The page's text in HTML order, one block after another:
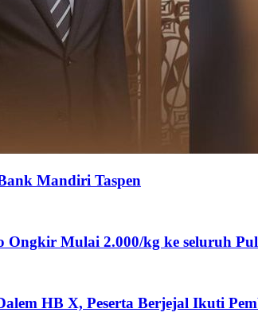
Mandiri Taspen
Mulai 2.000/kg ke seluruh
HB X, Peserta Berjejal Ikuti